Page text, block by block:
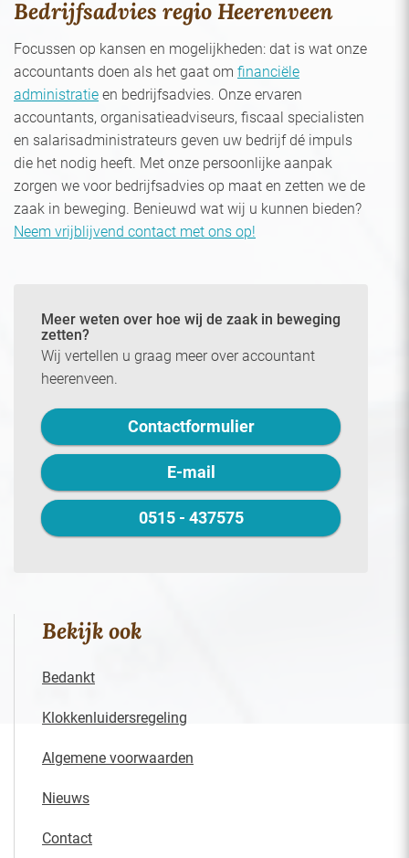
Bedrijfsadvies regio Heerenveen
Focussen op kansen en mogelijkheden: dat is wat onze
accountants doen als het gaat om financiële
administratie en bedrijfsadvies. Onze ervaren
accountants, organisatieadviseurs, fiscaal specialisten
en salarisadministrateurs geven uw bedrijf dé impuls
die het nodig heeft. Met onze persoonlijke aanpak
zorgen we voor bedrijfsadvies op maat en zetten we de
zaak in beweging. Benieuwd wat wij u kunnen bieden?
Neem vrijblijvend contact met ons op!
Meer weten over hoe wij de zaak in beweging
zetten?
Wij vertellen u graag meer over accountant
heerenveen.
Contactformulier
E-mail
0515 - 437575
Bekijk ook
Bedankt
Klokkenluidersregeling
Algemene voorwaarden
Nieuws
Contact